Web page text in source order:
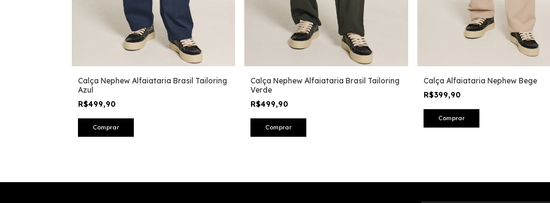
Calça Nephew Alfaiataria Brasil Tailoring
Azul
R$499,90
Comprar
Calça Nephew Alfaiataria Brasil Tailoring
Verde
R$499,90
Comprar
Calça Alfaiataria Nephew Bege
R$399,90
Comprar